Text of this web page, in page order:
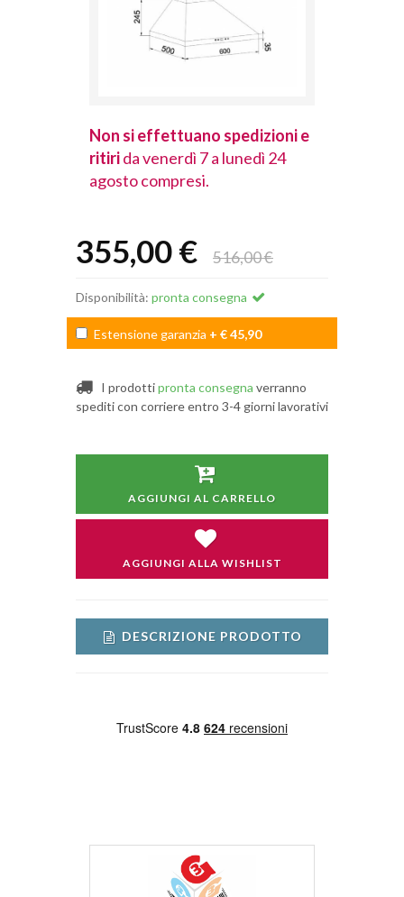
Non si effettuano spedizioni e
ritirida venerdì 7 a lunedì 24
agosto compresi.
355,00 € 516,00 €
Disponibilità: pronta consegna
Estensione garanzia + € 45,90
I prodottipronta consegna verranno
spediti con corriere entro 3-4 giorni lavorativi
AGGIUNGI AL CARRELLO
AGGIUNGI ALLA WISHLIST
DESCRIZIONE PRODOTTO